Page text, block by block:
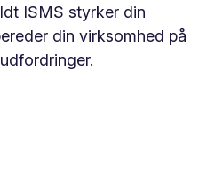
ISMS styrker din
din virksomhed på